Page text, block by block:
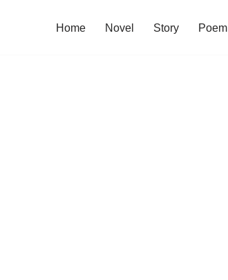
Home Novel Story Poem